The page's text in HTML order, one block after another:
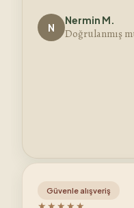
N
Nermin M.
Doğrulanmış
Güvenle alışveriş
★★★★★